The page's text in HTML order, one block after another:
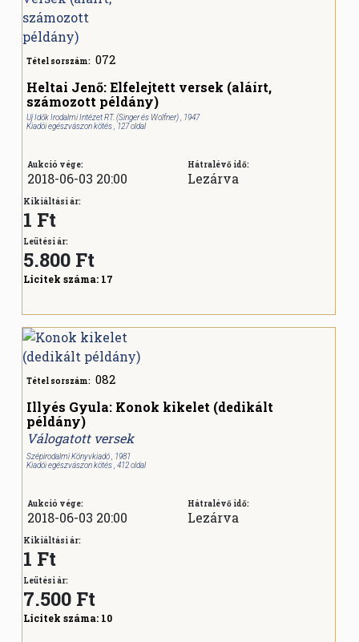
Tétel sorszám: 072
Heltai Jenő: Elfelejtett versek (aláírt,
számozott példány)
Uj Idők Irodalmi Intézet RT. (Singer és Wolfner) , 1947
Kiadói egészvászon kötés , 127 oldal
Aukció vége:
2018-06-03 20:00
Hátralévő idő:
Lezárva
Kikiáltási ár:
1 Ft
Leütési ár:
5.800 Ft
Licitek száma: 17
Tétel sorszám: 082
Illyés Gyula: Konok kikelet (dedikált
példány)
Válogatott versek
Szépirodalmi Könyvkiadó , 1981
Kiadói egészvászon kötés , 412 oldal
Aukció vége:
2018-06-03 20:00
Hátralévő idő:
Lezárva
Kikiáltási ár:
1 Ft
Leütési ár:
7.500 Ft
Licitek száma: 10